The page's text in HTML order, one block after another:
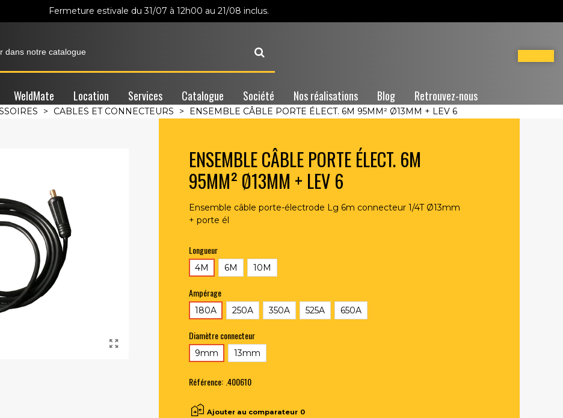
Fermeture estivale du 31/07 à 12h00 au 21/08 inclus.
WeldMate Location Services Catalogue Société Nos réalisations Blog Retrouvez-nous
> CABLES ET CONNECTEURS > ENSEMBLE CÂBLE PORTE ÉLECT. 6M 95MM² Ø13MM + LEV 6
ENSEMBLE CÂBLE PORTE ÉLECT. 6M
95MM² Ø13MM + LEV 6
Ensemble câble porte-électrode Lg 6m connecteur 1/4T Ø13mm
+ porte él
Longueur
4M 6M 10M
Ampérage
180A 250A 350A 525A 650A
Diamètre connecteur
9mm 13mm
Référence: .400610
Ajouter au comparateur 0